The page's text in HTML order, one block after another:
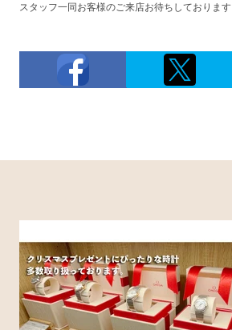
スタッフ一同お客様のご来店お待ちしております